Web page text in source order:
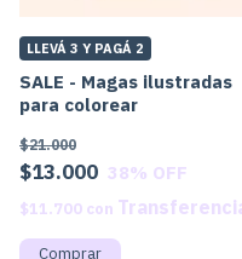
SALE - Magas ilustradas
para colorear
$13.000
$21.000
38% OFF
LLEVÁ 3 Y PAGÁ 2
$11.700 con